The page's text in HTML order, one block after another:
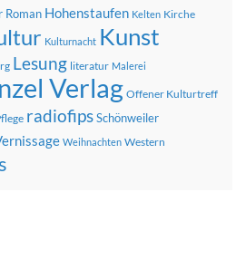
Roman Hohenstaufen Kelten Kirche
Kulturnacht Kunst
Lesung literatur Malerei
Verlag Offener Kulturtreff
radiofipsSchönweiler
Weihnachten Western